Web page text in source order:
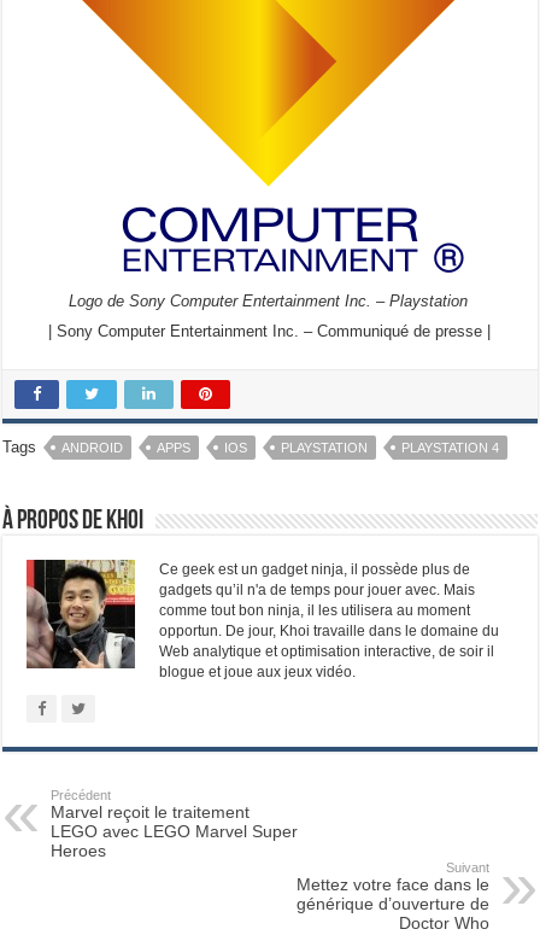
Logo de Sony Computer Entertainment Inc. – Playstation
| Sony Computer Entertainment Inc. – Communiqué de presse |
Tags ANDROID APPS IOS PLAYSTATION PLAYSTATION 4
À propos de Khoi
Ce geek est un gadget ninja, il possède plus de
gadgets qu’il n'a de temps pour jouer avec. Mais
comme tout bon ninja, il les utilisera au moment
opportun. De jour, Khoi travaille dans le domaine du
Web analytique et optimisation interactive, de soir il
blogue et joue aux jeux vidéo.
Précédent
Marvel reçoit le traitement
LEGO avec LEGO Marvel Super
Heroes
Suivant
Mettez votre face dans le
générique d’ouverture de
Doctor Who